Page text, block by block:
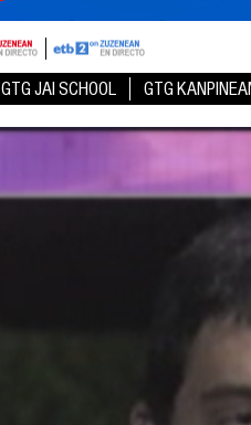
GTG JAI SCHOOL GTG